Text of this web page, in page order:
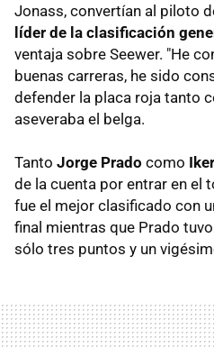
Jonass, convertían al piloto
líder de la clasificación
ventaja sobre Seewer. "He
buenas carreras, he sido
defender la placa roja tanto
aseveraba el belga.
Tanto Jorge Prado como
de la cuenta por entrar en el
fue el mejor clasificado con
final mientras que Prado
sólo tres puntos y un